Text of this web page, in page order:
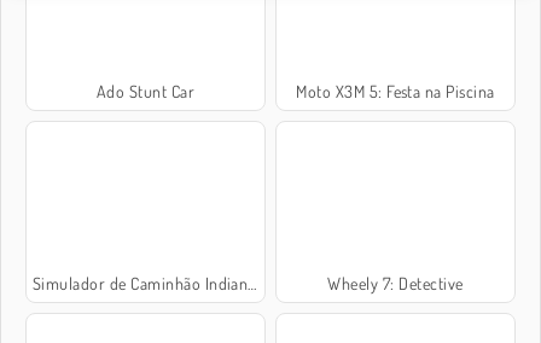
Ado Stunt Car Moto X3M 5: Festa na Piscina
Simulador de Caminhão Indiano 3D Wheely 7: Detective